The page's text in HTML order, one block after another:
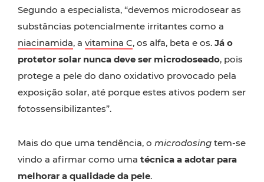
Segundo a especialista, “devemos microdosear as
substâncias potencialmente irritantes como a
niacinamida, a vitamina C, os alfa, beta e os. Já o
protetor solar nunca deve ser microdoseado, pois
protege a pele do dano oxidativo provocado pela
exposição solar, até porque estes ativos podem ser
fotossensibilizantes”.
Mais do que uma tendência, o microdosing tem-se
vindo a afirmar como uma técnica a adotar para
melhorar a qualidade da pele.